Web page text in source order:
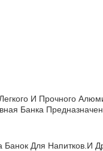
И Прочного
Банка
Для Напитков.и